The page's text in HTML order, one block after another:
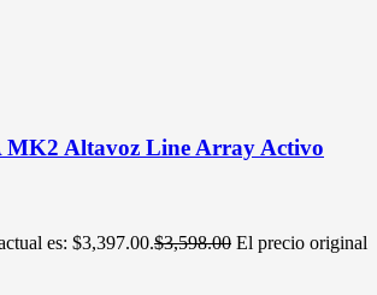
MK2 Altavoz Line Array Activo
es: $3,397.00.$3,598.00 El precio original